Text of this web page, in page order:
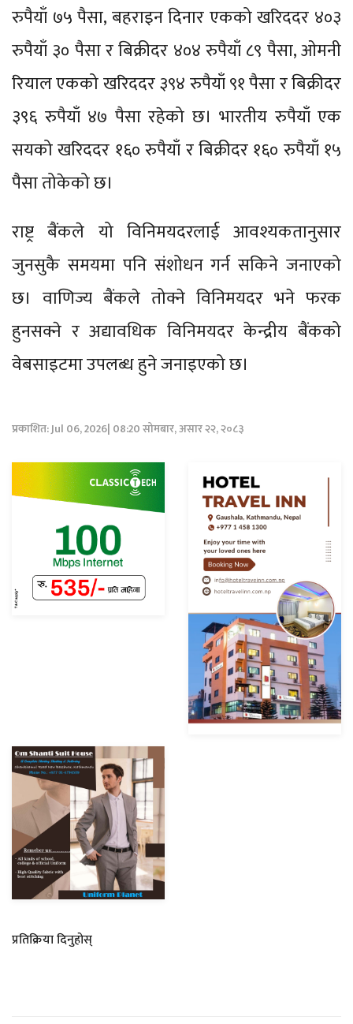
रुपैयाँ ७५ पैसा, बहराइन दिनार एकको खरिददर ४०३
रुपैयाँ ३० पैसा र बिक्रीदर ४०४ रुपैयाँ ८९ पैसा, ओमनी
रियाल एकको खरिददर ३९४ रुपैयाँ ९१ पैसा र बिक्रीदर
३९६ रुपैयाँ ४७ पैसा रहेको छ। भारतीय रुपैयाँ एक
सयको खरिददर १६० रुपैयाँ र बिक्रीदर १६० रुपैयाँ १५
पैसा तोकेको छ।
राष्ट्र बैंकले यो विनिमयदरलाई आवश्यकतानुसार
जुनसुकै समयमा पनि संशोधन गर्न सकिने जनाएको
छ। वाणिज्य बैंकले तोक्ने विनिमयदर भने फरक
हुनसक्ने र अद्यावधिक विनिमयदर केन्द्रीय बैंकको
वेबसाइटमा उपलब्ध हुने जनाइएको छ।
प्रकाशित: Jul 06, 2026| 08:20 सोमबार, असार २२, २०८३
प्रतिक्रिया दिनुहोस्